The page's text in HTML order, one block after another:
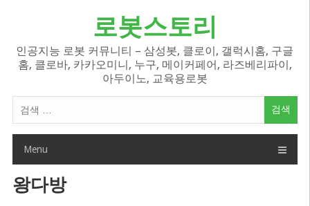
로봇스토리
인공지능 로봇 커뮤니티 – 삼성봇, 클로이, 갤럭시홈, 구글
홈, 클로바, 카카오미니, 누구, 메이커페어, 라즈베리파이,
아두이노, 교육용로봇
색
Menu
왕다방